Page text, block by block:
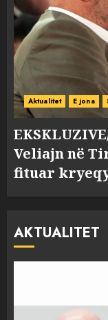
Aktualitet E jona
Veliajn në
fituar
AKTUALITET